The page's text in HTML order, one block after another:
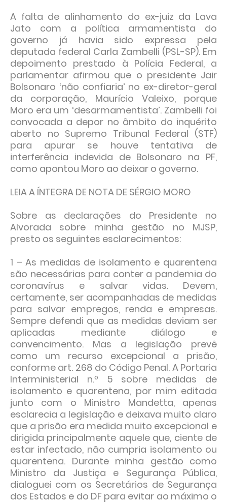
A falta de alinhamento do ex-juiz da Lava
Jato com a política armamentista do
governo já havia sido expressa pela
deputada federal Carla Zambelli (PSL-SP). Em
depoimento prestado à Polícia Federal, a
parlamentar afirmou que o presidente Jair
Bolsonaro ‘não confiaria’ no ex-diretor-geral
da corporação, Maurício Valeixo, porque
Moro era um ‘desarmamentista’. Zambelli foi
convocada a depor no âmbito do inquérito
aberto no Supremo Tribunal Federal (STF)
para apurar se houve tentativa de
interferência indevida de Bolsonaro na PF,
como apontou Moro ao deixar o governo.
LEIA A ÍNTEGRA DE NOTA DE SÉRGIO MORO
Sobre as declarações do Presidente no
Alvorada sobre minha gestão no MJSP,
presto os seguintes esclarecimentos:
1 – As medidas de isolamento e quarentena
são necessárias para conter a pandemia do
coronavírus e salvar vidas. Devem,
certamente, ser acompanhadas de medidas
para salvar empregos, renda e empresas.
Sempre defendi que as medidas deviam ser
aplicadas mediante diálogo e
convencimento. Mas a legislação prevê
como um recurso excepcional a prisão,
conforme art. 268 do Código Penal. A Portaria
Interministerial n.º 5 sobre medidas de
isolamento e quarentena, por mim editada
junto com o Ministro Mandetta, apenas
esclarecia a legislação e deixava muito claro
que a prisão era medida muito excepcional e
dirigida principalmente aquele que, ciente de
estar infectado, não cumpria isolamento ou
quarentena. Durante minha gestão como
Ministro da Justiça e Segurança Pública,
dialoguei com os Secretários de Segurança
dos Estados e do DF para evitar ao máximo o